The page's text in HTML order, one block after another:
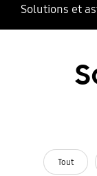
Solutions et
Tout